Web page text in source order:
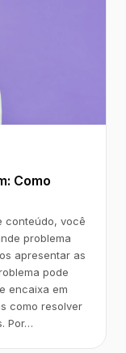
Como
conteúdo, você
problema
apresentar as
pode
encaixa em
como resolver
Por…